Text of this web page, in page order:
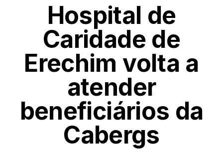
Hospital de
Caridade de
Erechim volta a
atender
beneficiários da
Cabergs